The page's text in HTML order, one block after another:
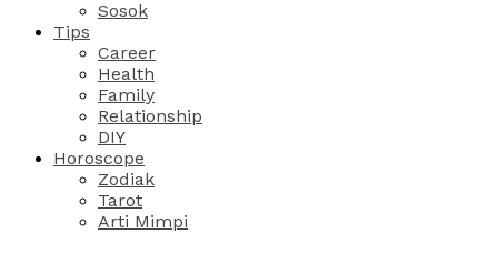
Sosok
Tips
Career
Health
Family
Relationship
DIY
Horoscope
Zodiak
Tarot
Arti Mimpi